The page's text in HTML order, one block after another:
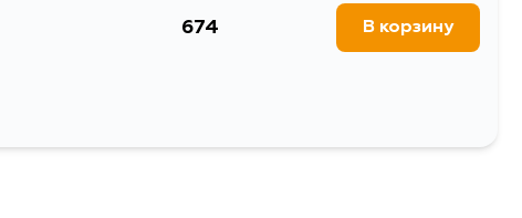
674 В корзину